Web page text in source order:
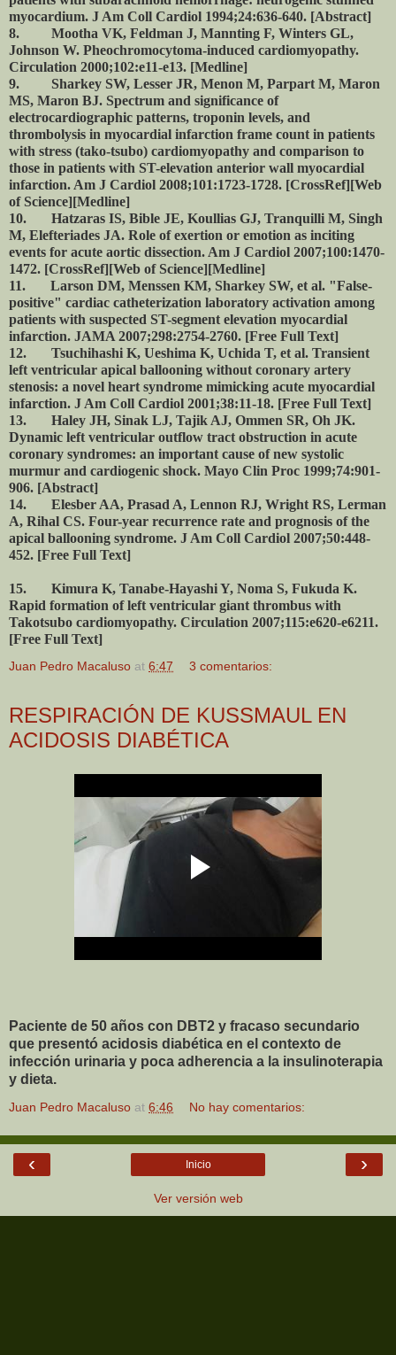
myocardium. J Am Coll Cardiol 1994;24:636-640. [Abstract]
8. Mootha VK, Feldman J, Mannting F, Winters GL,
Johnson W. Pheochromocytoma-induced cardiomyopathy.
Circulation 2000;102:e11-e13. [Medline]
9. Sharkey SW, Lesser JR, Menon M, Parpart M, Maron
MS, Maron BJ. Spectrum and significance of
electrocardiographic patterns, troponin levels, and
thrombolysis in myocardial infarction frame count in patients
with stress (tako-tsubo) cardiomyopathy and comparison to
those in patients with ST-elevation anterior wall myocardial
infarction. Am J Cardiol 2008;101:1723-1728. [CrossRef][Web
of Science][Medline]
10. Hatzaras IS, Bible JE, Koullias GJ, Tranquilli M, Singh
M, Elefteriades JA. Role of exertion or emotion as inciting
events for acute aortic dissection. Am J Cardiol 2007;100:1470-
1472. [CrossRef][Web of Science][Medline]
11. Larson DM, Menssen KM, Sharkey SW, et al. "False-
positive" cardiac catheterization laboratory activation among
patients with suspected ST-segment elevation myocardial
infarction. JAMA 2007;298:2754-2760. [Free Full Text]
12. Tsuchihashi K, Ueshima K, Uchida T, et al. Transient
left ventricular apical ballooning without coronary artery
stenosis: a novel heart syndrome mimicking acute myocardial
infarction. J Am Coll Cardiol 2001;38:11-18. [Free Full Text]
13. Haley JH, Sinak LJ, Tajik AJ, Ommen SR, Oh JK.
Dynamic left ventricular outflow tract obstruction in acute
coronary syndromes: an important cause of new systolic
murmur and cardiogenic shock. Mayo Clin Proc 1999;74:901-
906. [Abstract]
14. Elesber AA, Prasad A, Lennon RJ, Wright RS, Lerman
A, Rihal CS. Four-year recurrence rate and prognosis of the
apical ballooning syndrome. J Am Coll Cardiol 2007;50:448-
452. [Free Full Text]
15. Kimura K, Tanabe-Hayashi Y, Noma S, Fukuda K.
Rapid formation of left ventricular giant thrombus with
Takotsubo cardiomyopathy. Circulation 2007;115:e620-e6211.
[Free Full Text]
Juan Pedro Macaluso at 6:47 3 comentarios:
RESPIRACIÓN DE KUSSMAUL EN
ACIDOSIS DIABÉTICA
Paciente de 50 años con DBT2 y fracaso secundario
que presentó acidosis diabética en el contexto de
infección urinaria y poca adherencia a la insulinoterapia
y dieta.
Juan Pedro Macaluso at 6:46 No hay comentarios:
‹ ›
Inicio
Ver versión web